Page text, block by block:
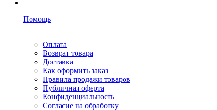
Помощь
Оплата
Возврат товара
Доставка
Как оформить заказ
Правила продажи товаров
Публичная оферта
Конфиденциальность
Согласие на обработку